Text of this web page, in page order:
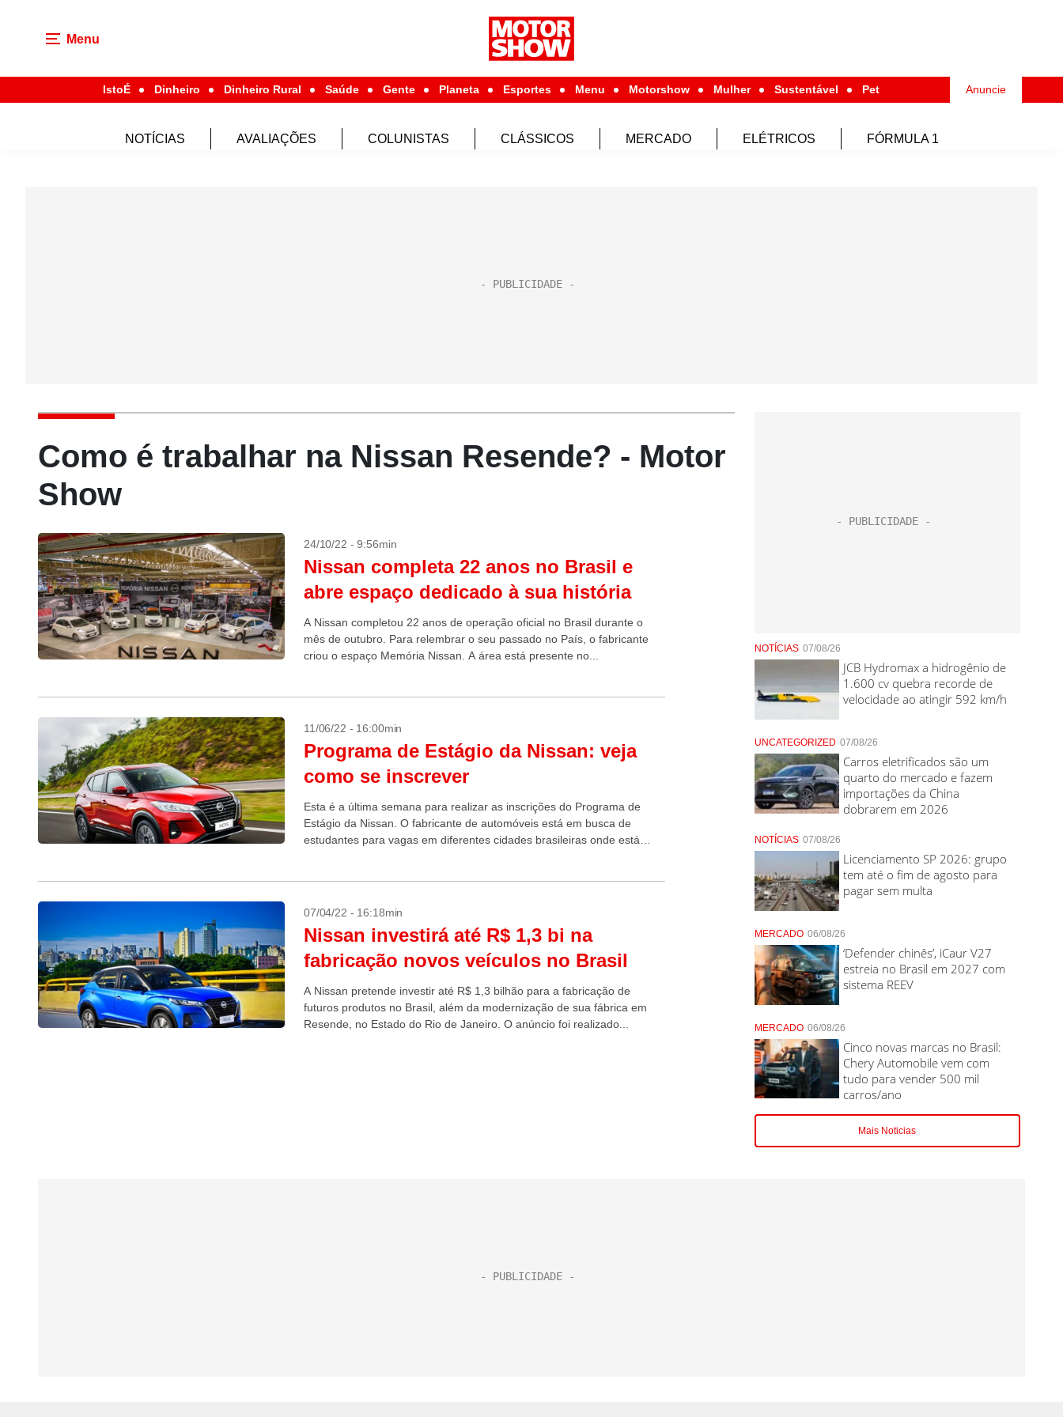
Menu
IstoÉ Dinheiro Dinheiro Rural Saúde Gente Planeta Esportes Menu Motorshow Mulher Sustentável Pet Anuncie
NOTÍCIAS AVALIAÇÕES COLUNISTAS CLÁSSICOS MERCADO ELÉTRICOS FÓRMULA 1
Como é trabalhar na Nissan Resende? - Motor
Show
24/10/22 - 9:56min
Nissan completa 22 anos no Brasil e
abre espaço dedicado à sua história
A Nissan completou 22 anos de operação oficial no Brasil durante o
mês de outubro. Para relembrar o seu passado no País, o fabricante
criou o espaço Memória Nissan. A área está presente no...
11/06/22 - 16:00min
Programa de Estágio da Nissan: veja
como se inscrever
Esta é a última semana para realizar as inscrições do Programa de
Estágio da Nissan. O fabricante de automóveis está em busca de
estudantes para vagas em diferentes cidades brasileiras onde está
07/04/22 - 16:18min
Nissan investirá até R$ 1,3 bi na
fabricação novos veículos no Brasil
A Nissan pretende investir até R$ 1,3 bilhão para a fabricação de
futuros produtos no Brasil, além da modernização de sua fábrica em
Resende, no Estado do Rio de Janeiro. O anúncio foi realizado...
NOTÍCIAS 07/08/26
JCB Hydromax a hidrogênio de
1.600 cv quebra recorde de
velocidade ao atingir 592 km/h
UNCATEGORIZED 07/08/26
Carros eletrificados são um
quarto do mercado e fazem
importações da China
dobrarem em 2026
NOTÍCIAS 07/08/26
Licenciamento SP 2026: grupo
tem até o fim de agosto para
pagar sem multa
MERCADO 06/08/26
‘Defender chinês’, iCaur V27
estreia no Brasil em 2027 com
sistema REEV
MERCADO 06/08/26
Cinco novas marcas no Brasil:
Chery Automobile vem com
tudo para vender 500 mil
carros/ano
Mais Noticias